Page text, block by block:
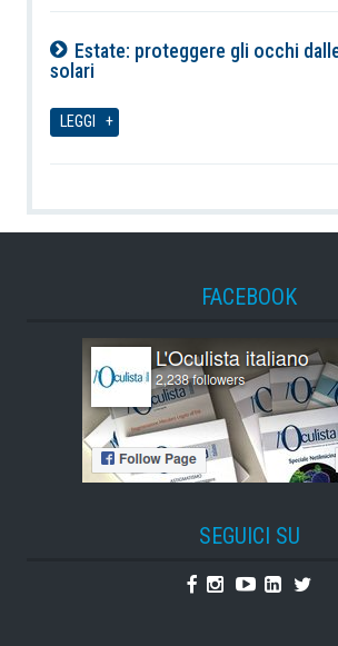
Estate: proteggere gli occhi
solari
LEGGI
FACEBOOK
SEGUICI SU
Facebook
Instagram
Youtube